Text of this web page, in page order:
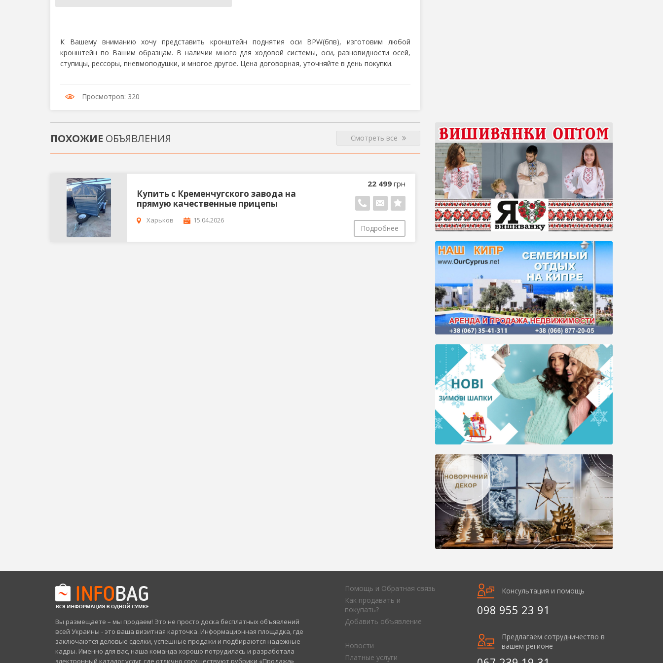
К Вашему вниманию хочу представить кронштейн поднятия оси BPW(бпв), изготовим любой
кронштейн по Вашим образцам. В наличии много для ходовой системы, оси, разновидности осей,
ступицы, рессоры, пневмоподушки, и многое другое. Цена договорная, уточняйте в день покупки.
Просмотров: 320
ПОХОЖИЕ ОБЪЯВЛЕНИЯ Смотреть все
Купить с Кременчугского завода на
прямую качественные прицепы
Харьков 15.04.2026
22 499 грн
Подробнее
Вы размещаете – мы продаем! Это не просто доска бесплатных объявлений
всей Украины - это ваша визитная карточка. Информационная площадка, где
заключаются деловые сделки, успешные продажи и подбираются надежные
кадры. Именно для вас, наша команда хорошо потрудилась и разработала
электронный каталог услуг, где отлично сосуществуют рубрики «Продажа»,
Помощь и Обратная связь
Как продавать и
покупать?
Добавить объявление
Новости
Платные услуги
Консультация и помощь
098 955 23 91
Предлагаем сотрудничество в
вашем регионе